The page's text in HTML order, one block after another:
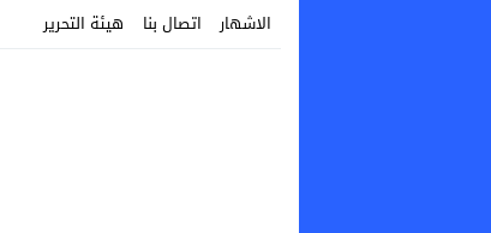
الاشهار اتصال بنا هيئة التحرير